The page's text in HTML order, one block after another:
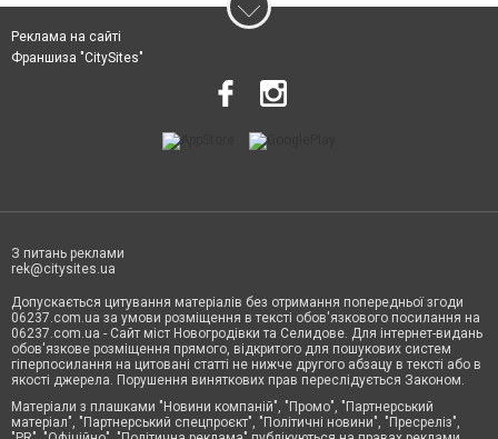
Реклама на сайті
Франшиза "CitySites"
З питань реклами
rek@citysites.ua
Допускається цитування матеріалів без отримання попередньої згоди
06237.com.ua за умови розміщення в тексті обов'язкового посилання на
06237.com.ua - Сайт міст Новогродівки та Селидове. Для інтернет-видань
обов'язкове розміщення прямого, відкритого для пошукових систем
гіперпосилання на цитовані статті не нижче другого абзацу в тексті або в
якості джерела. Порушення виняткових прав переслідується Законом.
Матеріали з плашками "Новини компаній", "Промо", "Партнерський
матеріал", "Партнерський спецпроєкт", "Політичні новини", "Пресреліз",